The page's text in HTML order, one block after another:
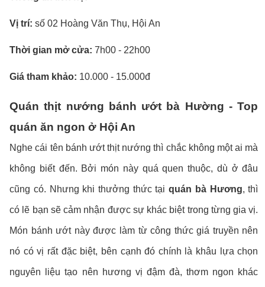
Vị trí: số 02 Hoàng Văn Thụ, Hội An
Thời gian mở cửa:7h00 - 22h00
Giá tham khảo: 10.000 - 15.000đ
Quán thịt nướng bánh ướt bà Hường - Top
quán ăn ngon ở Hội An
Nghe cái tên bánh ướt thịt nướng thì chắc không một ai mà
không biết đến. Bởi món này quá quen thuộc, dù ở đâu
cũng có. Nhưng khi thưởng thức tạiquán bà Hương, thì
có lẽ bạn sẽ cảm nhận được sự khác biệt trong từng gia vị.
Món bánh ướt này được làm từ công thức giá truyền nên
nó có vị rất đặc biệt, bên cạnh đó chính là khâu lựa chọn
nguyên liệu tạo nên hương vị đậm đà, thơm ngon khác